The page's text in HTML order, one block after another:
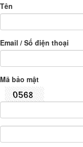
Tên
Email / Số điện thoại
Mã bảo mật